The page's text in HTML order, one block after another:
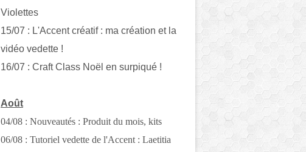
Violettes
15/07 : L'Accent créatif : ma création et la
vidéo vedette !
16/07 : Craft Class Noël en surpiqué !
Août
04/08 : Nouveautés : Produit du mois, kits
06/08 : Tutoriel vedette de l'Accent : Laetitia